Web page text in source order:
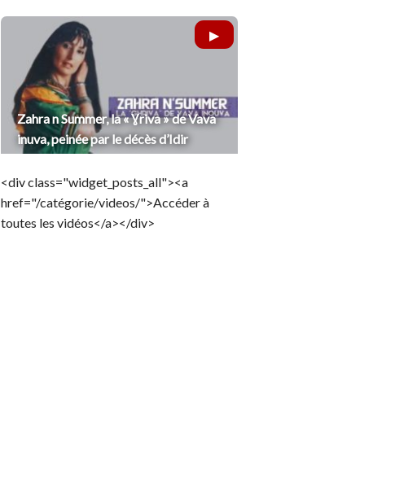
Zahra n Summer, la « Ɣriva » de Vava
inuva, peinée par le décès d’Idir
<div class="widget_posts_all"><a
href="/catégorie/videos/">Accéder à
toutes les vidéos</a></div>